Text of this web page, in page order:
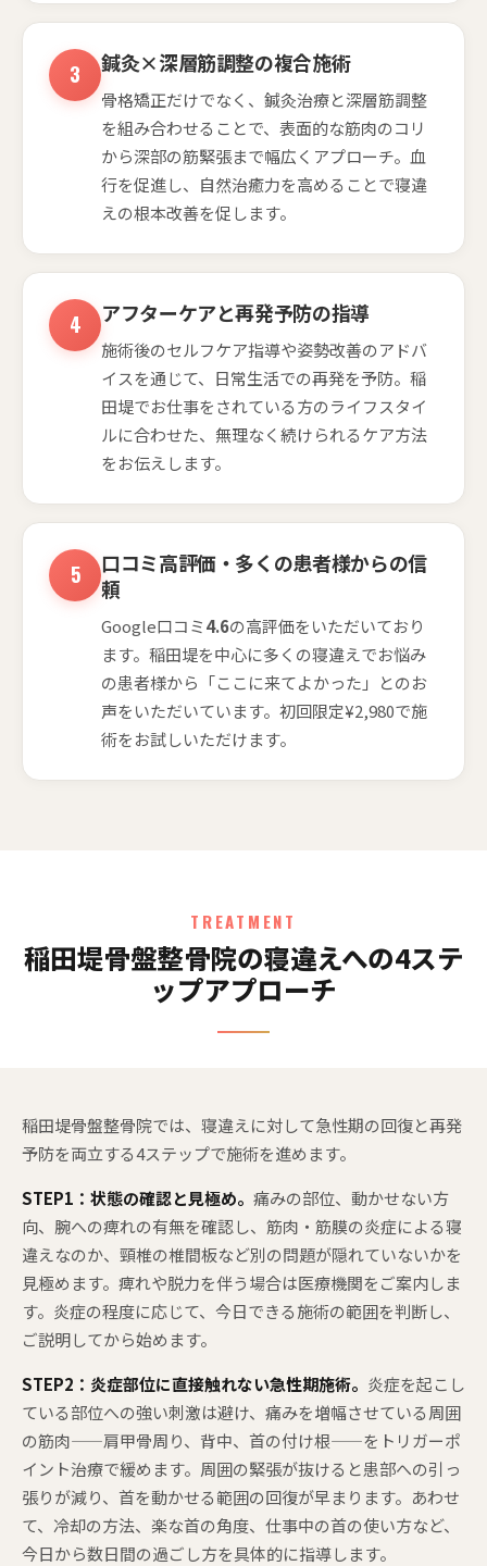
鍼灸×深層筋調整の複合施術
骨格矯正だけでなく、鍼灸治療と深層筋調整
を組み合わせることで、表面的な筋肉のコリ
から深部の筋緊張まで幅広くアプローチ。血
行を促進し、自然治癒力を高めることで寝違
えの根本改善を促します。
アフターケアと再発予防の指導
施術後のセルフケア指導や姿勢改善のアドバ
イスを通じて、日常生活での再発を予防。稲
田堤でお仕事をされている方のライフスタイ
ルに合わせた、無理なく続けられるケア方法
をお伝えします。
口コミ高評価・多くの患者様からの信
頼
Google口コミ4.6の高評価をいただいており
ます。稲田堤を中心に多くの寝違えでお悩み
の患者様から「ここに来てよかった」とのお
声をいただいています。初回限定¥2,980で施
術をお試しいただけます。
TREATMENT
稲田堤骨盤整骨院の寝違えへの4ステ
ップアプローチ
稲田堤骨盤整骨院では、寝違えに対して急性期の回復と再発
予防を両立する4ステップで施術を進めます。
STEP1：状態の確認と見極め。 痛みの部位、動かせない方
向、腕への痺れの有無を確認し、筋肉・筋膜の炎症による寝
違えなのか、頸椎の椎間板など別の問題が隠れていないかを
見極めます。痺れや脱力を伴う場合は医療機関をご案内しま
す。炎症の程度に応じて、今日できる施術の範囲を判断し、
ご説明してから始めます。
STEP2：炎症部位に直接触れない急性期施術。 炎症を起こし
ている部位への強い刺激は避け、痛みを増幅させている周囲
の筋肉——肩甲骨周り、背中、首の付け根——をトリガーポ
イント治療で緩めます。周囲の緊張が抜けると患部への引っ
張りが減り、首を動かせる範囲の回復が早まります。あわせ
て、冷却の方法、楽な首の角度、仕事中の首の使い方など、
今日から数日間の過ごし方を具体的に指導します。